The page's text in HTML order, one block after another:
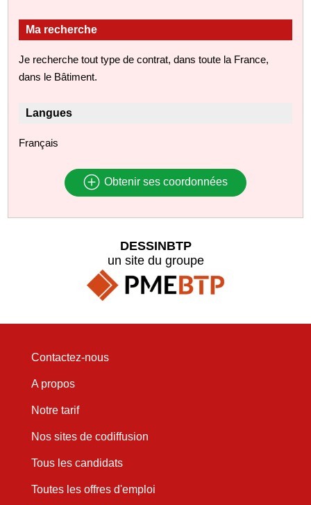
Ma recherche
Je recherche tout type de contrat, dans toute la France,
dans le Bâtiment.
Langues
Français
Obtenir ses coordonnées
DESSINBTP
un site du groupe
Contactez-nous
A propos
Notre tarif
Nos sites de codiffusion
Tous les candidats
Toutes les offres d'emploi